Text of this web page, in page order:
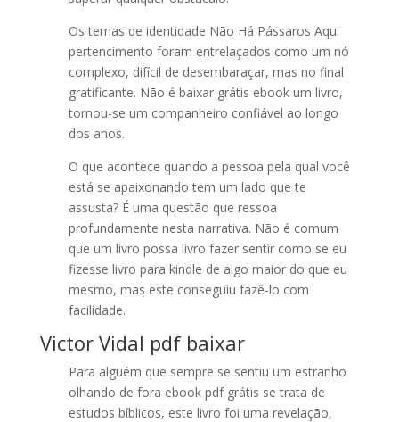
Os temas de identidade Não Há Pássaros Aqui
pertencimento foram entrelaçados como um nó
complexo, difícil de desembaraçar, mas no final
gratificante. Não é baixar grátis ebook um livro,
tornou-se um companheiro confiável ao longo
dos anos.
O que acontece quando a pessoa pela qual você
está se apaixonando tem um lado que te
assusta? É uma questão que ressoa
profundamente nesta narrativa. Não é comum
que um livro possa livro fazer sentir como se eu
fizesse livro para kindle de algo maior do que eu
mesmo, mas este conseguiu fazê-lo com
facilidade.
Victor Vidal pdf baixar
Para alguém que sempre se sentiu um estranho
olhando de fora ebook pdf grátis se trata de
estudos bíblicos, este livro foi uma revelação,